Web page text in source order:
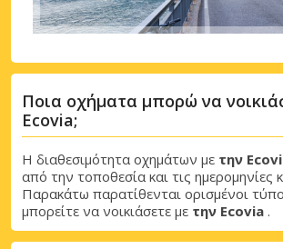
Ποια οχήματα μπορώ να
Ecovia;
Η διαθεσιμότητα οχημάτων με την
από την τοποθεσία και τις ημερομηνίες
Παρακάτω παρατίθενται ορισμένοι
μπορείτε να νοικιάσετε με την Ecovia .